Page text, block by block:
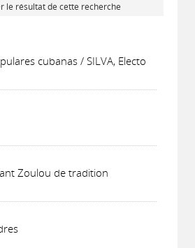
le résultat de cette recherche
cubanas / SILVA, Electo
Zoulou de tradition